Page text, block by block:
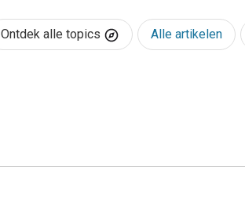
Ontdek alle topics Alle artikelen